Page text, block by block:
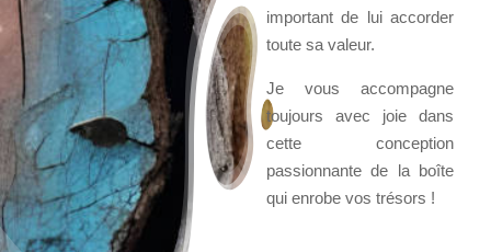
important de lui accorder
toute sa valeur.
Je vous accompagne
toujours avec joie dans
cette conception
passionnante de la boîte
qui enrobe vos trésors !